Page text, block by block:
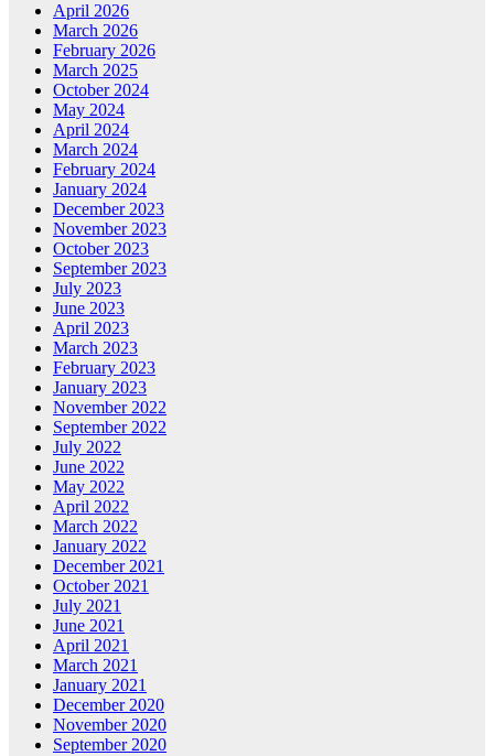
April 2026
March 2026
February 2026
March 2025
October 2024
May 2024
April 2024
March 2024
February 2024
January 2024
December 2023
November 2023
October 2023
September 2023
July 2023
June 2023
April 2023
March 2023
February 2023
January 2023
November 2022
September 2022
July 2022
June 2022
May 2022
April 2022
March 2022
January 2022
December 2021
October 2021
July 2021
June 2021
April 2021
March 2021
January 2021
December 2020
November 2020
September 2020